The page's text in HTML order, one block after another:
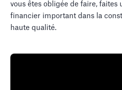
vous êtes obligée de faire, faites
financier important dans la
haute qualité.